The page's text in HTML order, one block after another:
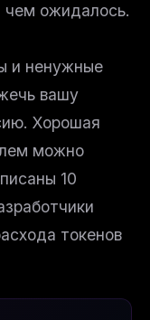
чем ожидалось.
и ненужные
вашу
Хорошая
можно
10
токенов